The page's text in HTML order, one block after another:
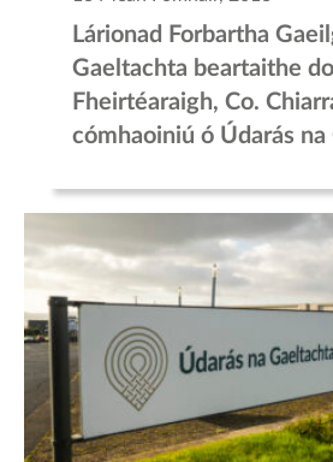
Lárionad Forbartha
Gaeltachta beartaithe
Fheirtéaraigh, Co.
cómhaoiniú ó Údarás na